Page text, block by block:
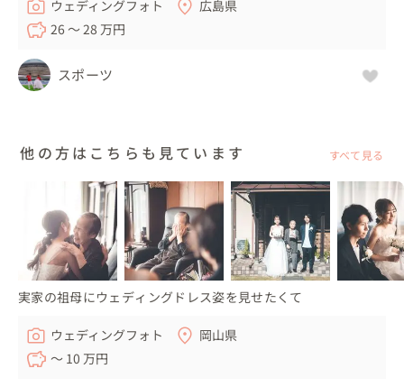
ウェディングフォト
広島県
26 〜 28 万円
スポーツ
他の方はこちらも見ています すべて見る
実家の祖母にウェディングドレス姿を見せたくて
ウェディングフォト
岡山県
〜 10 万円